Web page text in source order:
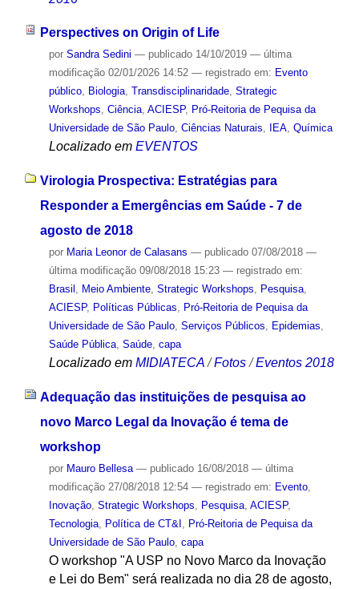
Perspectives on Origin of Life
por Sandra Sedini — publicado14/10/2019 — última
modificação02/01/2026 14:52 — registrado em: Evento
público, Biologia, Transdisciplinaridade, Strategic
Workshops, Ciência, ACIESP, Pró-Reitoria de Pequisa da
Universidade de São Paulo, Ciências Naturais, IEA, Química
Localizado em EVENTOS
Virologia Prospectiva: Estratégias para
Responder a Emergências em Saúde - 7 de
agosto de 2018
por Maria Leonor de Calasans — publicado07/08/2018 —
última modificação09/08/2018 15:23 — registrado em:
Brasil , Meio Ambiente, Strategic Workshops, Pesquisa,
ACIESP, Políticas Públicas, Pró-Reitoria de Pequisa da
Universidade de São Paulo, Serviços Públicos, Epidemias,
Saúde Pública, Saúde, capa
Localizado em MIDIATECA /Fotos /Eventos 2018
Adequação das instituições de pesquisa ao
novo Marco Legal da Inovação é tema de
workshop
por Mauro Bellesa — publicado16/08/2018 — última
modificação27/08/2018 12:54 — registrado em: Evento,
Inovação, Strategic Workshops Pesquisa, ACIESP,
Tecnologia, Política de CT&I
Pró-Reitoria de Pequisa da
Universidade de São Paulo, capa
O workshop "A USP no Novo Marco da Inovação
e Lei do Bem" será realizada no dia 28 de agosto,